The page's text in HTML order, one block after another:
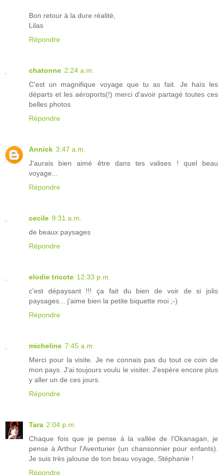
Bon retour à la dure réalité,
Lilas
Répondre
chatonne 2:24 a.m.
C'est un magnifique voyage que tu as fait. Je haïs les
départs et les aéroports(!) merci d'avoir partagé toutes ces
belles photos
Répondre
Annick 3:47 a.m.
J'aurais bien aimé être dans tes valises ! quel beau
voyage...
Répondre
cecile 9:31 a.m.
de beaux paysages
Répondre
elodie tricote 12:33 p.m.
c'est dépaysant !!! ça fait du bien de voir de si jolis
paysages... j'aime bien la petite biquette moi ;-)
Répondre
micheline 7:45 a.m.
Merci pour la visite. Je ne connais pas du tout ce coin de
mon pays. J'ai toujours voulu le visiter. J'espère encore plus
y aller un de ces jours.
Répondre
Tara 2:04 p.m.
Chaque fois que je pense à la vallée de l'Okanagan, je
pense à Arthur l'Aventurier (un chansonnier pour enfants).
Je suis très jalouse de ton beau voyage, Stéphanie !
Répondre